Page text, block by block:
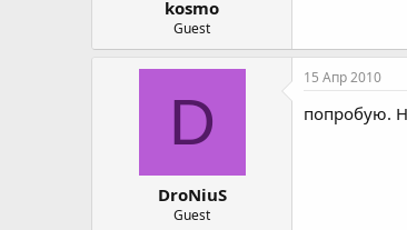
kosmo
Guest
D
DroNiuS
Guest
15 Апр 2010
попробую.